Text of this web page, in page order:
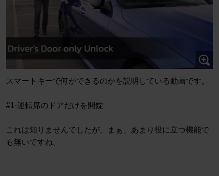
スマートキーで何ができるのかを説明している動画です。
#1-運転席のドアだけを開錠
これは知りませんでしたが、まぁ、あまり役に立つ機能で
も無いですね。